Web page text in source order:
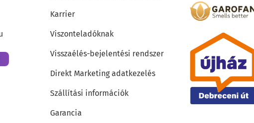
Karrier
Viszonteladóknak
Visszaélés-bejelentési rendszer
Direkt Marketing adatkezelés
Szállítási információk
Garancia